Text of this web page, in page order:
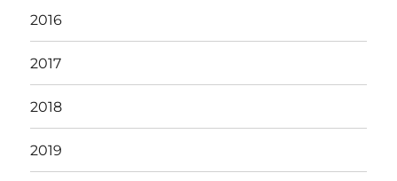
2016
2017
2018
2019